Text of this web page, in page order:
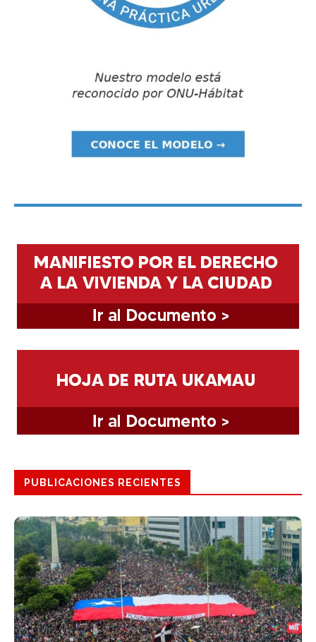
PUBLICACIONES RECIENTES